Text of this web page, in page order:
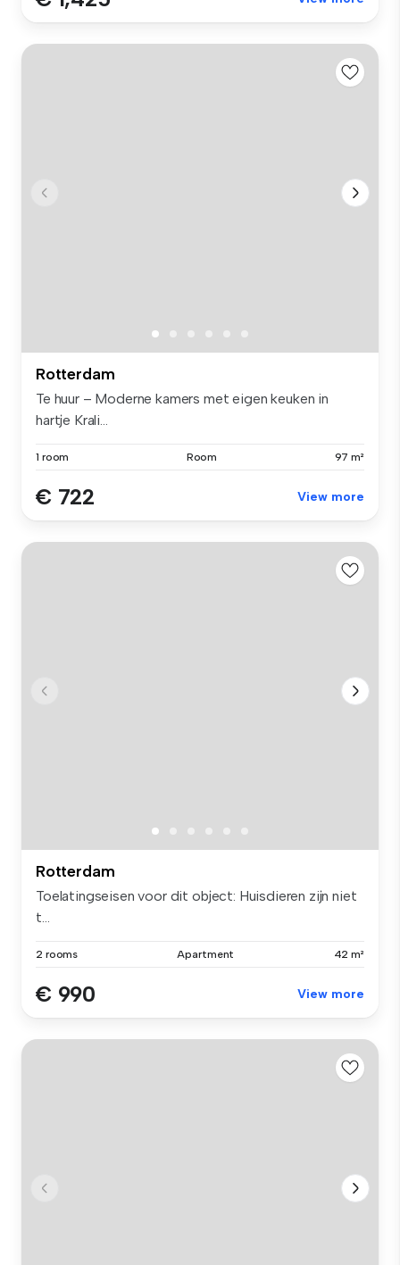
Rotterdam
Te huur – Moderne kamers met eigen keuken in
hartje Krali...
1 room Room 97 m²
€ 722 View more
Rotterdam
Toelatingseisen voor dit object: Huisdieren zijn niet
t...
2 rooms Apartment 42 m²
€ 990 View more